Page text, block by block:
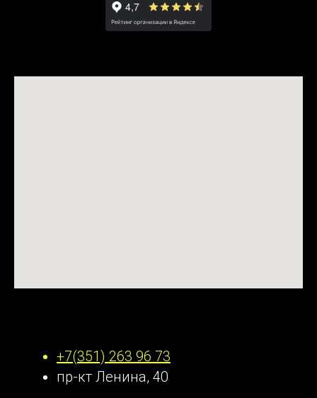
+7(351) 263 96 73
пр-кт Ленина, 40